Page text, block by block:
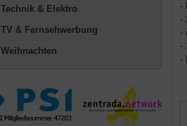
Technik & Elektro
TV & Fernsehwerbung
Weihnachten
-
-
-
-
-